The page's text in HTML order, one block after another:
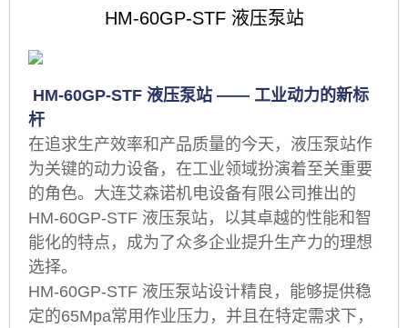
HM-60GP-STF 液压泵站
HM-60GP-STF 液压泵站 —— 工业动力的新标
杆
在追求生产效率和产品质量的今天，液压泵站作
为关键的动力设备，在工业领域扮演着至关重要
的角色。大连艾森诺机电设备有限公司推出的
HM-60GP-STF 液压泵站，以其卓越的性能和智
能化的特点，成为了众多企业提升生产力的理想
选择。
HM-60GP-STF 液压泵站设计精良，能够提供稳
定的65Mpa常用作业压力，并且在特定需求下，